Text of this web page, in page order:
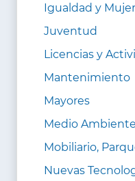
Igualdad y Mujer
Juventud
Licencias y
Mantenimiento
Mayores
Medio Ambiente
Mobiliario,
Nuevas